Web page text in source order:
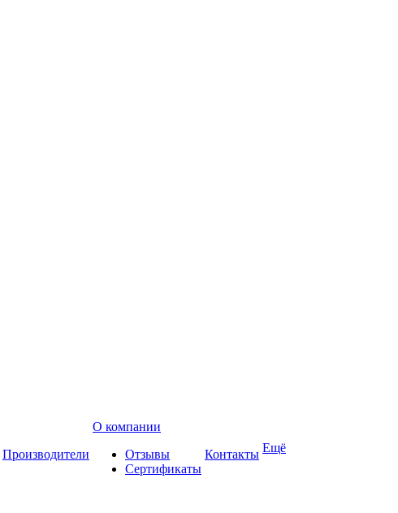
Производители
О компании
Отзывы
Сертификаты
Контакты Ещё